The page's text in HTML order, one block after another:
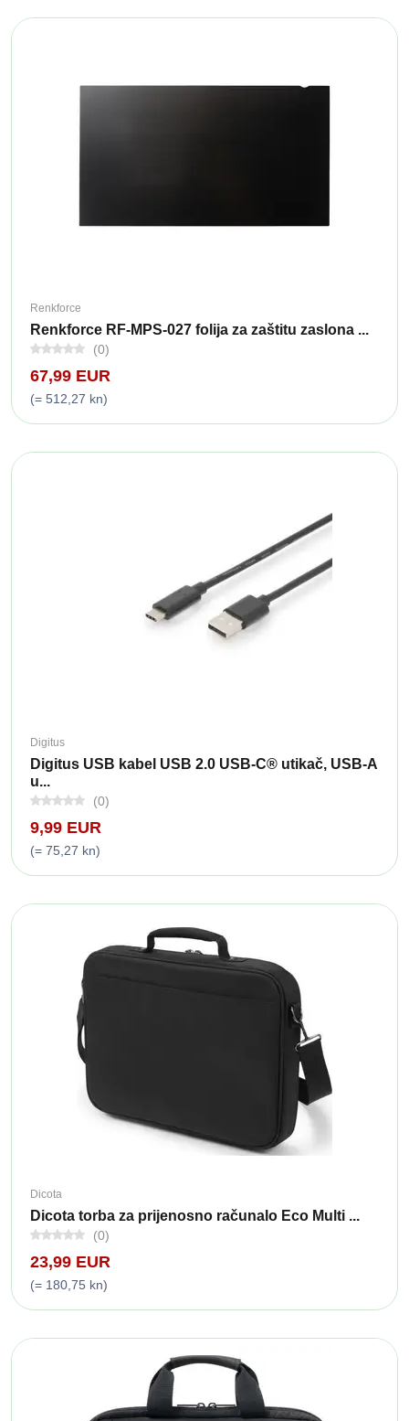
Renkforce
Renkforce RF-MPS-027 folija za zaštitu zaslona ...
(0)
67,99 EUR
(= 512,27 kn)
Digitus
Digitus USB kabel USB 2.0 USB-C® utikač, USB-A
u...
(0)
9,99 EUR
(= 75,27 kn)
Dicota
Dicota torba za prijenosno računalo Eco Multi ...
(0)
23,99 EUR
(= 180,75 kn)